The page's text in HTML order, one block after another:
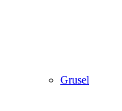
Grusel